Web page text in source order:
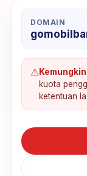
DOMAIN
⚠
kuota
ketentuan